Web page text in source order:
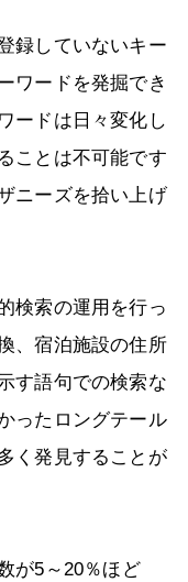
録していないキー
ワードを発掘でき
ードは日々変化し
ことは不可能です
ニーズを拾い上げ
検索の運用を行っ
、宿泊施設の住所
す語句での検索な
ったロングテール
く発見することが
が5～20％ほど